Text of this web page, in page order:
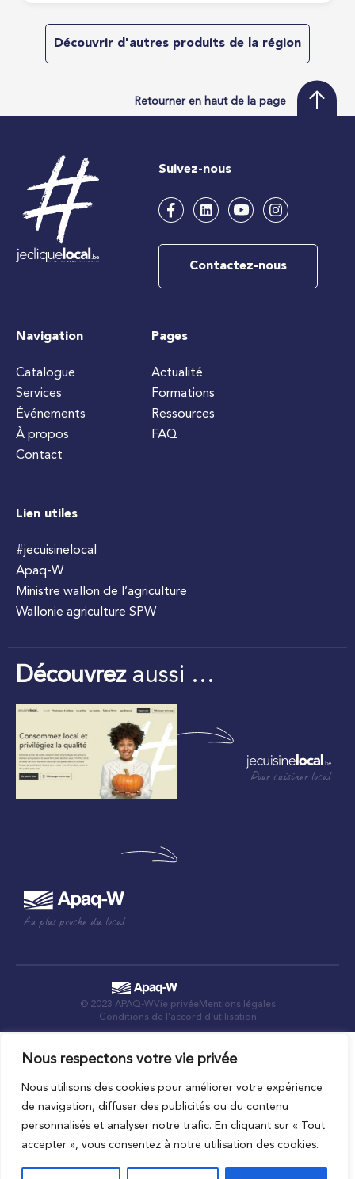
Nous respectons votre vie privée
Nous utilisons des cookies pour améliorer votre expérience
de navigation, diffuser des publicités ou du contenu
personnalisés et analyser notre trafic. En cliquant sur « Tout
accepter », vous consentez à notre utilisation des cookies.
Découvrir d'autres produits de la région
Retourner en haut de la page
Suivez-nous
Contactez-nous
Navigation
Catalogue
Services
Événements
À propos
Contact
Pages
Actualité
Formations
Ressources
FAQ
Lien utiles
#jecuisinelocal
Apaq-W
Ministre wallon de l’agriculture
Wallonie agriculture SPW
Découvrezaussi …
Pour cuisiner local
Au plus proche du local
© 2023 APAQ-WVie privée Mentions légales
Conditions de l’accord d’utilisation